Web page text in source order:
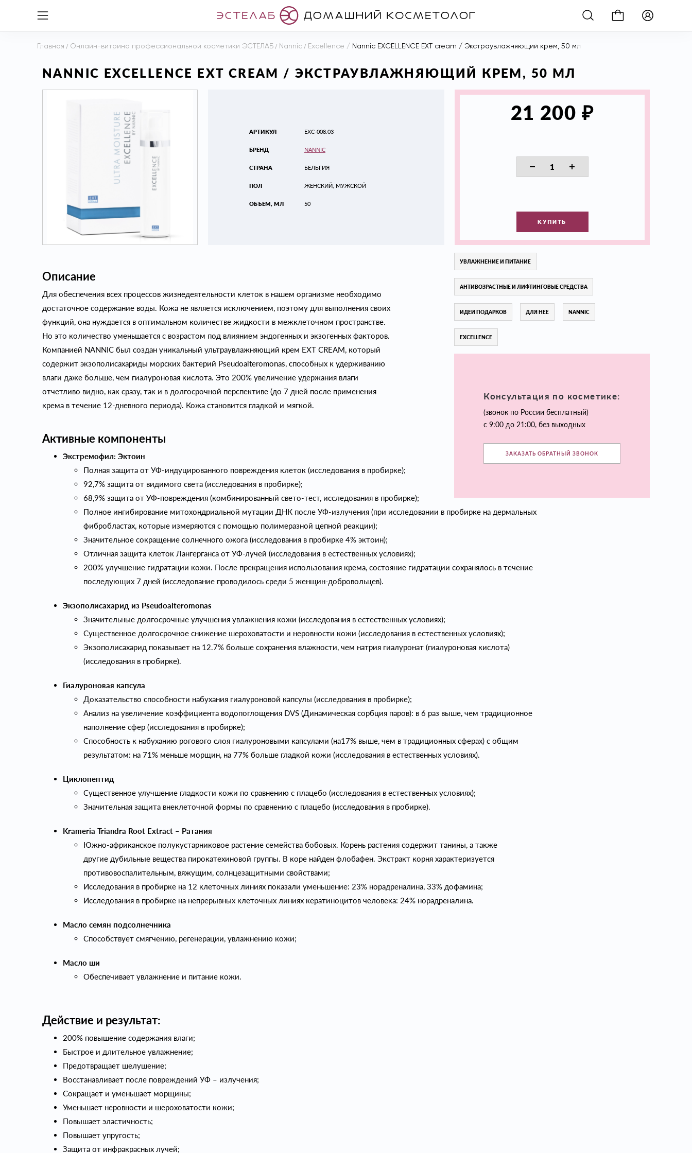
Главная / Онлайн-витрина профессиональной косметики ЭСТЕЛАБ / Nannic / Excellence / Nannic EXCELLENCE EXT cream / Экстраувлажняющий крем, 50 мл
NANNIC EXCELLENCE EXT CREAM / ЭКСТРАУВЛАЖНЯЮЩИЙ КРЕМ, 50 МЛ
АРТИКУЛ
БРЕНД
СТРАНА
ПОЛ
ОБЪЕМ, МЛ
EXC-008.03
NANNIC
БЕЛЬГИЯ
ЖЕНСКИЙ, МУЖСКОЙ
50
21 200 ₽
КУПИТЬ
Описание
Для обеспечения всех процессов жизнедеятельности клеток в нашем организме необходимо
достаточное содержание воды. Кожа не является исключением, поэтому для выполнения своих
функций, она нуждается в оптимальном количестве жидкости в межклеточном пространстве.
Но это количество уменьшается с возрастом под влиянием эндогенных и экзогенных факторов.
Компанией NANNIC был создан уникальный ультраувлажняющий крем EXT CREAM, который
содержит экзополисахариды морских бактерий Pseudoalteromonas, способных к удерживанию
влаги даже больше, чем гиалуроновая кислота. Это 200% увеличение удержания влаги
отчетливо видно, как сразу, так и в долгосрочной перспективе (до 7 дней после применения
крема в течение 12-дневного периода). Кожа становится гладкой и мягкой.
Активные компоненты
Экстремофил: Эктоин
Полная защита от УФ-индуцированного повреждения клеток (исследования в пробирке);
92,7% защита от видимого света (исследования в пробирке);
68,9% защита от УФ-повреждения (комбинированный свето-тест, исследования в пробирке);
Полное ингибирование митохондриальной мутации ДНК после УФ-излучения (при исследовании в пробирке на дермальных
фибробластах, которые измеряются с помощью полимеразной цепной реакции);
Значительное сокращение солнечного ожога (исследования в пробирке 4% эктоин);
Отличная защита клеток Лангерганса от УФ-лучей (исследования в естественных условиях);
200% улучшение гидратации кожи. После прекращения использования крема, состояние гидратации сохранялось в течение
последующих 7 дней (исследование проводилось среди 5 женщин-добровольцев).
Экзополисахарид из Pseudoalteromonas
Значительные долгосрочные улучшения увлажнения кожи (исследования в естественных условиях);
Существенное долгосрочное снижение шероховатости и неровности кожи (исследования в естественных условиях);
Экзополисахарид показывает на 12.7% больше сохранения влажности, чем натрия гиалуронат (гиалуроновая кислота)
(исследования в пробирке).
Гиалуроновая капсула
Доказательство способности набухания гиалуроновой капсулы (исследования в пробирке);
Анализ на увеличение коэффициента водопоглощения DVS (Динамическая сорбция паров): в 6 раз выше, чем традиционное
наполнение сфер (исследования в пробирке);
Способность к набуханию рогового слоя гиалуроновыми капсулами (на17% выше, чем в традиционных сферах) с общим
результатом: на 71% меньше морщин, на 77% больше гладкой кожи (исследования в естественных условиях).
Циклопептид
Существенное улучшение гладкости кожи по сравнению с плацебо (исследования в естественных условиях);
Значительная защита внеклеточной формы по сравнению с плацебо (исследования в пробирке).
Krameria Triandra Root Extract – Ратания
Южно-африканское полукустарниковое растение семейства бобовых. Корень растения содержит танины, а также
другие дубильные вещества пирокатехиновой группы. В коре найден флобафен. Экстракт корня характеризуется
противовоспалительным, вяжущим, солнцезащитными свойствами;
Исследования в пробирке на 12 клеточных линиях показали уменьшение: 23% норадреналина, 33% дофамина;
Исследования в пробирке на непрерывных клеточных линиях кератиноцитов человека: 24% норадреналина.
Масло семян подсолнечника
Cпособствует смягчению, регенерации, увлажнению кожи;
Масло ши
Обеспечивает увлажнение и питание кожи.
Действие и результат:
200% повышение содержания влаги;
Быстрое и длительное увлажнение;
Предотвращает шелушение;
Восстанавливает после повреждений УФ – излучения;
Сокращает и уменьшает морщины;
Уменьшает неровности и шероховатости кожи;
Повышает эластичность;
Повышает упругость;
Защита от инфракрасных лучей;
УВЛАЖНЕНИЕ И ПИТАНИЕ
АНТИВОЗРАСТНЫЕ И ЛИФТИНГОВЫЕ СРЕДСТВА
ИДЕИ ПОДАРКОВ ДЛЯ НЕЕ NANNIC
EXCELLENCE
Консультация по косметике:
(звонок по России бесплатный)
с 9:00 до 21:00, без выходных
ЗАКАЗАТЬ ОБРАТНЫЙ ЗВОНОК